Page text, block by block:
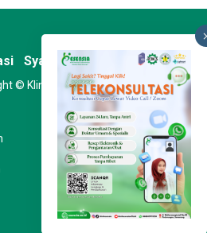
Syarat & Ketentuan
© Klinik Esensia